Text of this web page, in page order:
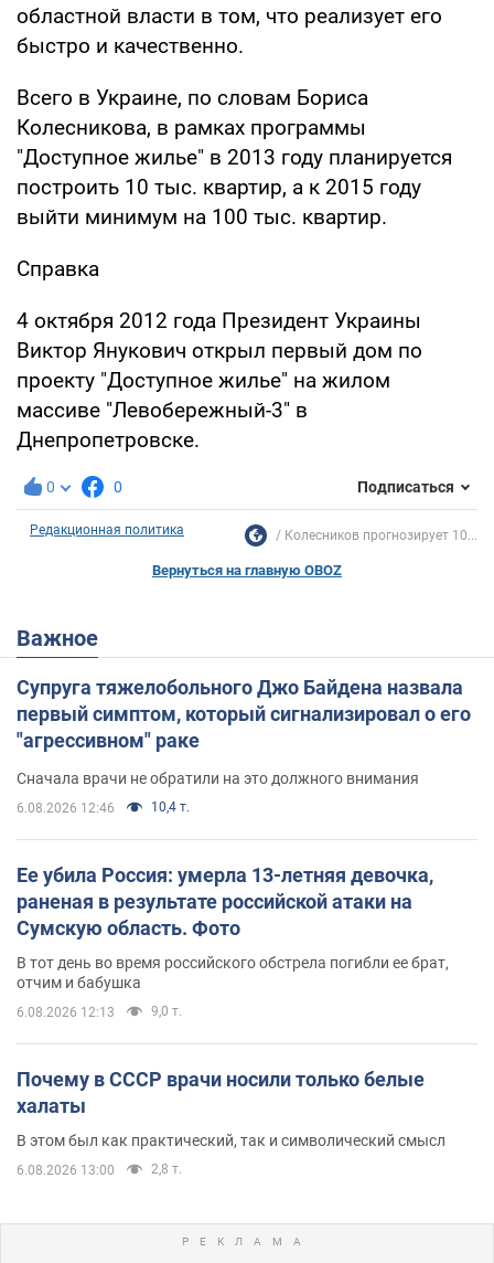
областной власти в том, что реализует его
быстро и качественно.
Всего в Украине, по словам Бориса
Колесникова, в рамках программы
"Доступное жилье" в 2013 году планируется
построить 10 тыс. квартир, а к 2015 году
выйти минимум на 100 тыс. квартир.
Справка
4 октября 2012 года Президент Украины
Виктор Янукович открыл первый дом по
проекту "Доступное жилье" на жилом
массиве "Левобережный-3" в
Днепропетровске.
0 0 Подписаться
Редакционная политика Колесников прогнозирует 10...
Вернуться на главную OBOZ
Важное
Супруга тяжелобольного Джо Байдена назвала
первый симптом, который сигнализировал о его
"агрессивном" раке
Сначала врачи не обратили на это должного внимания
6.08.2026 12:46 10,4 т.
Ее убила Россия: умерла 13-летняя девочка,
раненая в результате российской атаки на
Сумскую область. Фото
В тот день во время российского обстрела погибли ее брат,
отчим и бабушка
6.08.2026 12:13 9,0 т.
Почему в СССР врачи носили только белые
халаты
В этом был как практический, так и символический смысл
6.08.2026 13:00 2,8 т.